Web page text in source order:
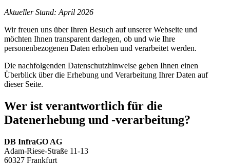
Aktueller Stand: April 2026
Wir freuen uns über Ihren Besuch auf unserer Webseite und
möchten Ihnen transparent darlegen, ob und wie Ihre
personenbezogenen Daten erhoben und verarbeitet werden.
Die nachfolgenden Datenschutzhinweise geben Ihnen einen
Überblick über die Erhebung und Verarbeitung Ihrer Daten auf
dieser Seite.
Wer ist verantwortlich für die
Datenerhebung und -verarbeitung?
DB InfraGO AG
Adam-Riese-Straße 11-13
60327 Frankfurt